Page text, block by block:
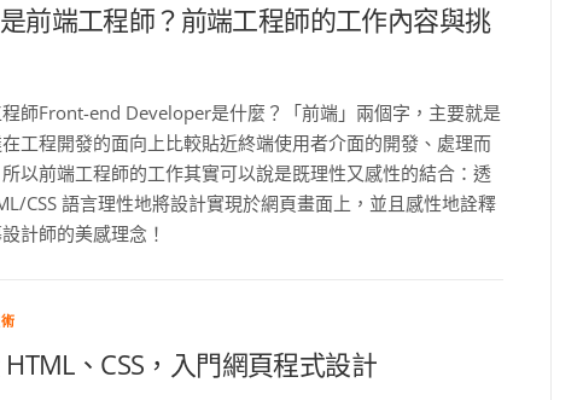
前端工程師？前端工程師的工作內容與挑
師Front-end Developer是什麼？「前端」兩個字，主要就是
工程開發的面向上比較貼近終端使用者介面的開發、處理而
以前端工程師的工作其實可以說是既理性又感性的結合：透
CSS 語言理性地將設計實現於網頁畫面上，並且感性地詮釋
計師的美感理念！
、CSS，入門網頁程式設計